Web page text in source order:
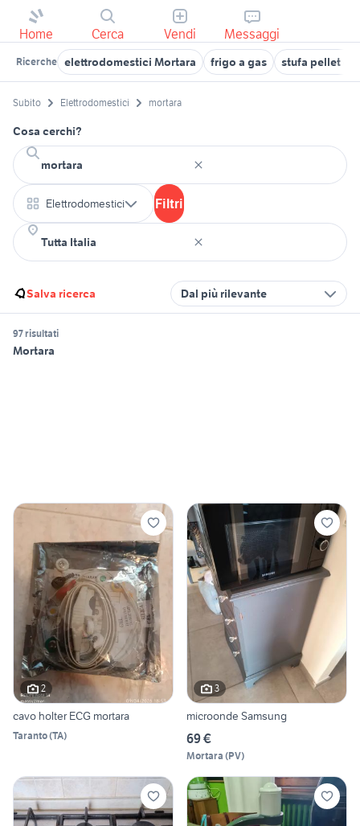
Home Cerca Vendi Messaggi
Ricerche elettrodomestici Mortara frigo a gas stufa pellet
Subito Elettrodomestici mortara
Cosa cerchi?
Elettrodomestici Filtri
Salva ricerca Dal più rilevante
97 risultati
Mortara
2
cavo holter ECG mortara
Taranto(TA)
3
microonde Samsung
69 €
Mortara (PV)